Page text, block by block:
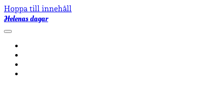
Hoppa till innehåll
Helenas dagar
öppna